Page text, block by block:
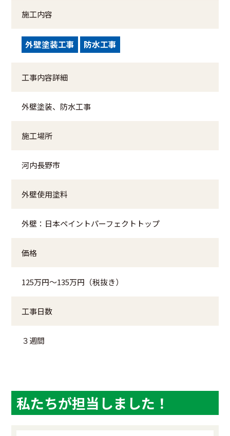
施工内容
外壁塗装工事 防水工事
工事内容詳細
外壁塗装、防水工事
施工場所
河内長野市
外壁使用塗料
外壁：日本ペイントパーフェクトトップ
価格
125万円～135万円（税抜き）
工事日数
３週間
私たちが担当しました！